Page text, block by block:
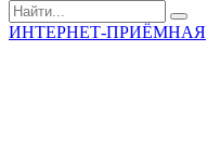
ИНТЕРНЕТ-ПРИЁМНАЯ